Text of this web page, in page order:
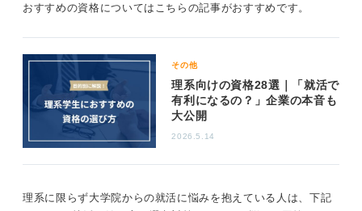
という強みや行動の方に重点を置いた説明をすることで
研究の内容よりも人間としての強みに焦点を当て、年齢
のハンデ以上の将来的な可能性を見せられるように工夫
しましょう。
1
おすすめの資格についてはこちらの記事がおすすめです。
その他
理系向けの資格28選｜「就活で
有利になるの？」企業の本音も
大公開
2026.5.14
理系に限らず大学院からの就活に悩みを抱えている人は、下記